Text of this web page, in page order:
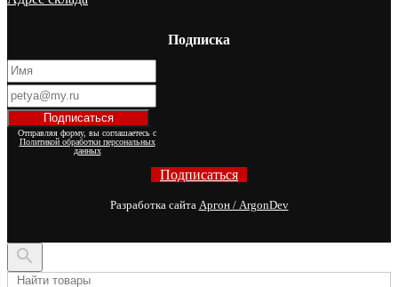
Подписка
Отправляя форму, вы соглашаетесь с
Политикой обработки персональных
данных
Подписаться
Разработка сайта Аргон / ArgonDev
